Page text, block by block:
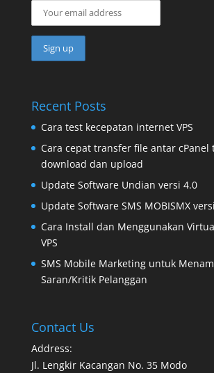
Recent Posts
Cara test kecepatan internet VPS
Cara cepat transfer file antar cPanel
download dan upload
Update Software Undian versi 4.0
Update Software SMS MOBISMX
Cara Install dan Menggunakan
VPS
SMS Mobile Marketing untuk
Saran/Kritik Pelanggan
Contact Us
Address:
Jl. Lengkir Kacangan No. 35 Modo